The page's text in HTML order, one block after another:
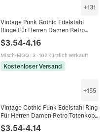
+131
Vintage Punk Gothic Edelstahl
Ringe Für Herren Damen Retro
Biker Totenkopf Kreuz Motor
Design Cool Fingerschmuck
Zubehör Geschenk
$3.54-4.16
Misch-MOQ : 3· 102 kürzlich verkauft
Kostenloser Versand
+155
Vintage Gothic Punk Edelstahl Ring
Für Herren Damen Retro Totenkopf
Kreuz Tier Motor Biker Mode
Schmuck Fingerring
$3.54-4.14